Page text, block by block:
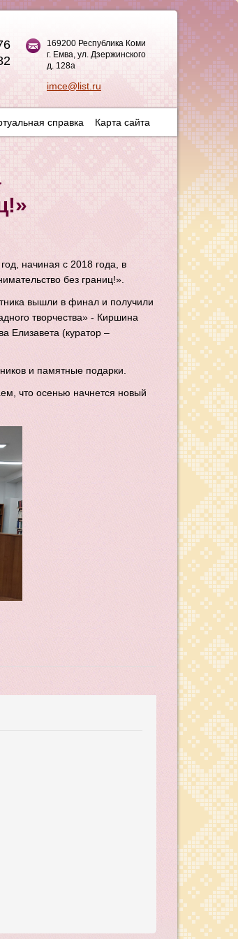
169200 Республика Коми
г. Емва, ул. Дзержинского
д. 128а
imce@list.ru
справка Карта сайта
начиная с 2018 года, в
без границ!».
вышли в финал и получили
творчества» - Киршина
Елизавета (куратор –
и памятные подарки.
что осенью начнется новый